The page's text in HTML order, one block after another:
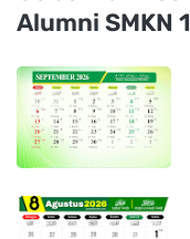
Alumni SMKN 1